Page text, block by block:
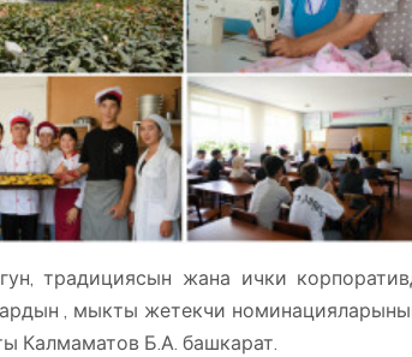
традициясын жана ички
, мыкты жетекчи
Калмаматов Б.А. башкарат.